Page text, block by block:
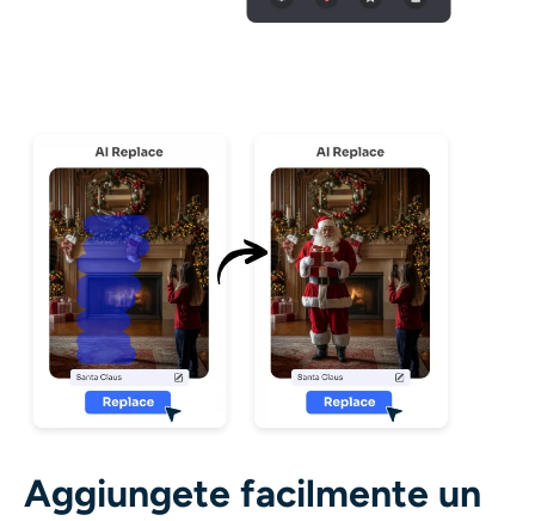
Aggiungete facilmente un